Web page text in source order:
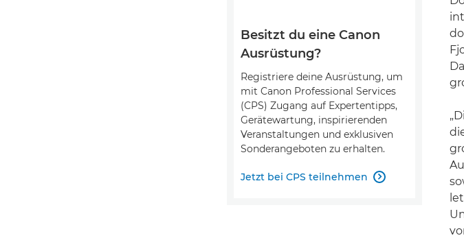
Besitzt du eine Canon
Ausrüstung?
Registriere deine Ausrüstung, um
mit Canon Professional Services
(CPS) Zugang auf Expertentipps,
Gerätewartung, inspirierenden
Veranstaltungen und exklusiven
Sonderangeboten zu erhalten.
Jetzt bei CPS teilnehmen 